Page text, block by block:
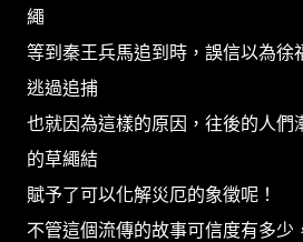
繩
等到秦王兵馬追到時，誤信以為徐
逃過追捕
也就因為這樣的原因，往後的人們
的草繩結
賦予了可以化解災厄的象徵呢！
不管這個流傳的故事可信度有多少